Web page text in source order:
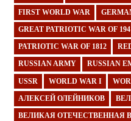
FIRST WORLD WAR
GREAT PATRIOTIC WAR OF
PATRIOTIC WAR OF 1812
RUSSIAN ARMY RUSSIAN
USSR WORLD WAR I
АЛЕКСЕЙ ОЛЕЙНИКОВ
ВЕЛИКАЯ ОТЕЧЕСТВЕННАЯ